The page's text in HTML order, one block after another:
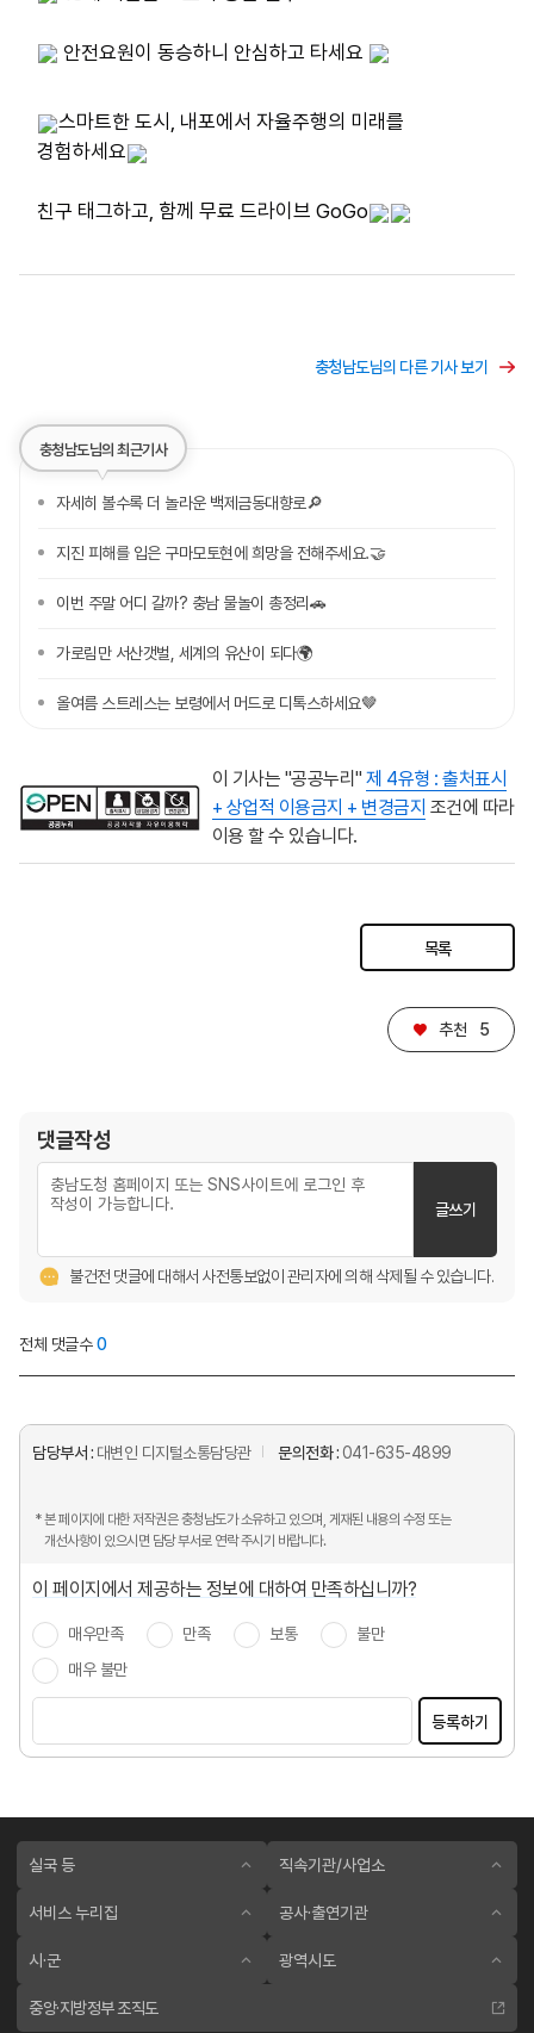
안전요원이 동승하니 안심하고 타세요
스마트한 도시, 내포에서 자율주행의 미래를
경험하세요
친구 태그하고, 함께 무료 드라이브 GoGo
충청남도님의 다른 기사 보기
충청남도님의 최근기사
자세히 볼수록 더 놀라운 백제금동대향로🔎
지진 피해를 입은 구마모토현에 희망을 전해주세요.🤝
이번 주말 어디 갈까? 충남 물놀이 총정리🚗
가로림만 서산갯벌, 세계의 유산이 되다🌍
올여름 스트레스는 보령에서 머드로 디톡스하세요🤎
이 기사는 "공공누리"제 4유형 : 출처표시
+ 상업적 이용금지 + 변경금지 조건에 따라
이용 할 수 있습니다.
목록
♥ 추천 5
댓글작성
글쓰기
불건전 댓글에 대해서 사전통보없이 관리자에 의해 삭제될 수 있습니다.
전체 댓글수0
담당부서 : 대변인 디지털소통담당관 문의전화 : 041-635-4899
* 본 페이지에 대한 저작권은 충청남도가 소유하고 있으며, 게재된 내용의 수정 또는
개선사항이 있으시면 담당 부서로 연락 주시기 바랍니다.
이 페이지에서 제공하는 정보에 대하여 만족하십니까?
매우만족 만족 보통
불만
매우 불만
등록하기
실국 등 직속기관/사업소
서비스 누리집 공사·출연기관
시·군 광역시도
중앙·지방정부 조직도